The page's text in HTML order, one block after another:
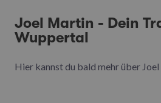
Joel Martin - Dein
Wuppertal
Hier kannst du bald mehr über Joel